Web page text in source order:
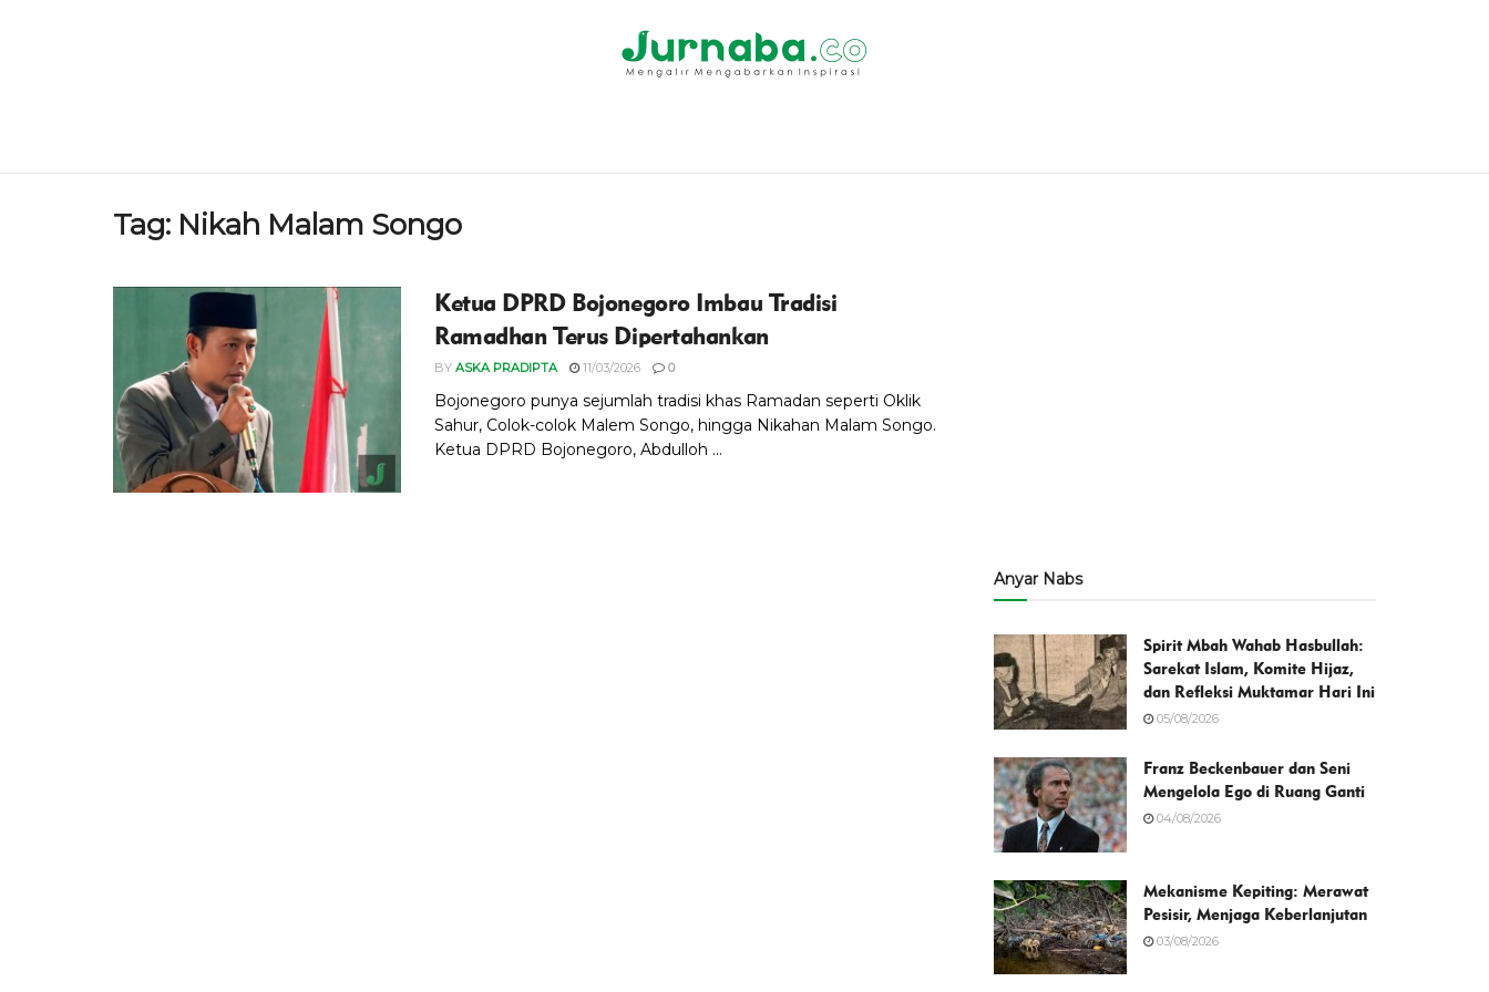
Tag: Nikah Malam Songo
Ketua DPRD Bojonegoro Imbau Tradisi
Ramadhan Terus Dipertahankan
BY ASKA PRADIPTA 11/03/2026 0
Bojonegoro punya sejumlah tradisi khas Ramadan seperti Oklik
Sahur, Colok-colok Malem Songo, hingga Nikahan Malam Songo.
Ketua DPRD Bojonegoro, Abdulloh ...
Anyar Nabs
Spirit Mbah Wahab Hasbullah:
Sarekat Islam, Komite Hijaz,
dan Refleksi Muktamar Hari Ini
05/08/2026
Franz Beckenbauer dan Seni
Mengelola Ego di Ruang Ganti
04/08/2026
Mekanisme Kepiting: Merawat
Pesisir, Menjaga Keberlanjutan
03/08/2026